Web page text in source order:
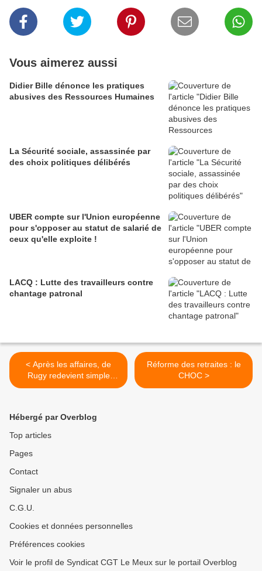
Vous aimerez aussi
Didier Bille dénonce les pratiques
abusives des Ressources Humaines
La Sécurité sociale, assassinée par
des choix politiques délibérés
UBER compte sur l'Union européenne
pour s'opposer au statut de salarié de
ceux qu'elle exploite !
LACQ : Lutte des travailleurs contre
chantage patronal
< Après les affaires, de
Rugy redevient simple
député
Réforme des retraites : le
CHOC >
Hébergé par Overblog
Top articles
Pages
Contact
Signaler un abus
C.G.U.
Cookies et données personnelles
Préférences cookies
Voir le profil de Syndicat CGT Le Meux sur le portail Overblog